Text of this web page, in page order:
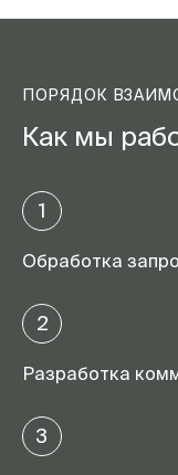
ПОРЯДОК
Как мы
1
Обработка
2
Разработка
3